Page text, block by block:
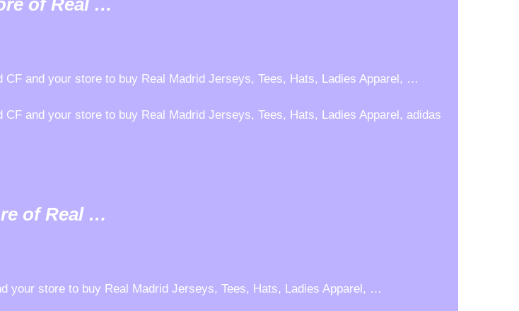
of Real …
and your store to buy Real Madrid Jerseys, Tees, Hats, Ladies Apparel, …
and your store to buy Real Madrid Jerseys, Tees, Hats, Ladies Apparel, adidas
of Real …
your store to buy Real Madrid Jerseys, Tees, Hats, Ladies Apparel, …